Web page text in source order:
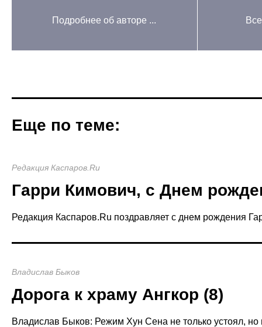
Подробнее об авторе ...
Еще по теме:
Редакция Каспаров.Ru
Гарри Кимович, с Днем
Редакция Каспаров.Ru поздравляет с днем рождения
Владислав Быков
Дорога к храму Ангкор (8)
Владислав Быков: Режим Хун Сена не только устоял, но